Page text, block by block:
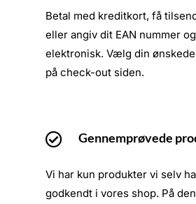
Betal med kreditkort, få
eller angiv dit EAN nummer
elektronisk. Vælg din
på check-out siden.
 Gennemprøvede
Vi har kun produkter vi selv
godkendt i vores shop. På